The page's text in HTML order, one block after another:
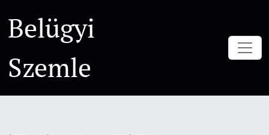
Belügyi
Szemle